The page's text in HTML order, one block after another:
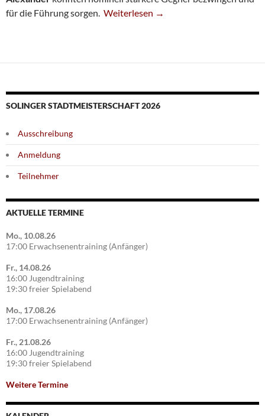
für die Führung sorgen. Achte Überrascht In Mettmann
Weiterlesen →
SOLINGER STADTMEISTERSCHAFT 2026
Ausschreibung
Anmeldung
Teilnehmer
AKTUELLE TERMINE
Mo., 10.08.26
17:00 Erwachsenentraining (Anfänger)
Fr., 14.08.26
16:00 Jugendtraining
19:30 freier Spielabend
Mo., 17.08.26
17:00 Erwachsenentraining (Anfänger)
Fr., 21.08.26
16:00 Jugendtraining
19:30 freier Spielabend
Weitere Termine